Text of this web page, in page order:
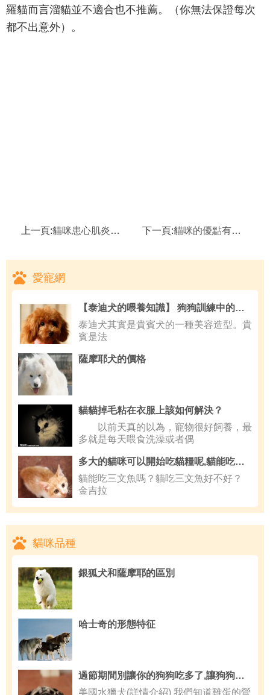
羅貓而言溜貓並不適合也不推薦。（你無法保證每次
都不出意外）。
上一頁:貓咪患心肌炎的日常護理 下一頁:貓咪的優點有哪些
愛寵網
【泰迪犬的喂養知識】 狗狗訓練中的錯誤方法
泰迪犬其實是貴賓犬的一種美容造型。貴
賓是法
薩摩耶犬的價格
貓貓掉毛粘在衣服上該如何解決？
以前天真的以為，寵物很好飼養，最
多就是每天喂食洗澡或者偶
多大的貓咪可以開始吃貓糧呢,貓能吃三文魚嗎
貓能吃三文魚嗎？貓吃三文魚好不好？
金吉拉
貓咪品種
銀狐犬和薩摩耶的區別
哈士奇的形態特征
過節期間別讓你的狗狗吃多了,讓狗狗只吃你給的食物
美國水獵犬(詳情介紹) 我們知道雞蛋的營